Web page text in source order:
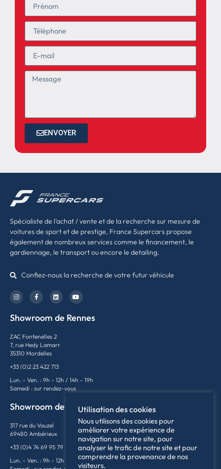
ENVOYER
Spécialiste de l’achat / vente et de la recherche sur mesure de
voitures de sport et de prestige, France Supercars propose
également de nombreux services comme le financement, le
gardiennage, le transport ou encore le detailing.
Confiez-nous la recherche de votre futur véhicule
Showroom de Rennes
ZAC Fontenelles 2
7, rue Hedy Lamarr
35310 Mordelles
+33 (0)2 23 422 713
Lun. - Ven. : 9h - 12h / 14h - 19h
Samedi : sur rendez-vous
Showroom de Lyon
317 rue du Vauzel
69480 Ambérieux
+33 (0)4 74 69 95 79
Lun. - Ven. : 9h - 12h / 14h - 18h
Utilisation des cookies
Nous utilisons des cookies pour
améliorer votre expérience de
navigation sur notre site, pour
analyser le trafic de notre site et pour
comprendre la provenance de nos
visiteurs.